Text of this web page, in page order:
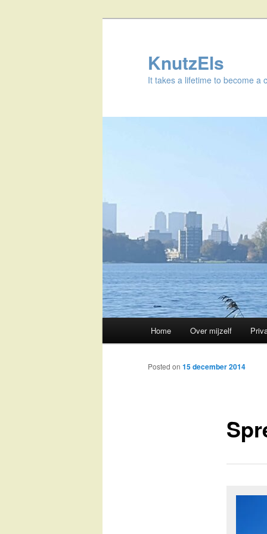
KnutzEls
It takes a lifetime to become a
Skip
to
Home Over mijzelf
Posted on 15 december 2014